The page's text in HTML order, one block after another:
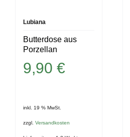
Lubiana
Butterdose aus
Porzellan
9,90 €
inkl. 19 % MwSt.
zzgl. Versandkosten